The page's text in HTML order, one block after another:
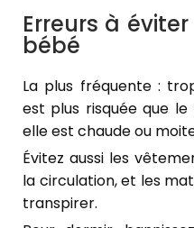
Erreurs à
bébé
La plus fréquente :
est plus risquée que le
elle est chaude ou
Évitez aussi les
la circulation, et les
transpirer.